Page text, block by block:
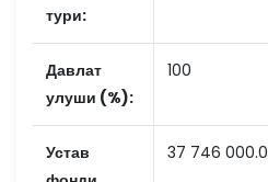
тури:
Давлат
улуши (%):
100
Устав
37 746 000.0